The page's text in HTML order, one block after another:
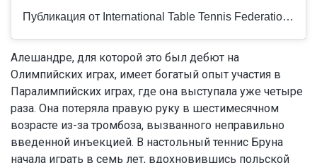
Публикация от International Table Tennis Federation (@ittfworld)
Алешандре, для которой это был дебют на
Олимпийских играх, имеет богатый опыт участия в
Паралимпийских играх, где она выступала уже четыре
раза. Она потеряла правую руку в шестимесячном
возрасте из-за тромбоза, вызванного неправильно
введенной инъекцией. В настольный теннис Бруна
начала играть в семь лет, вдохновившись польской